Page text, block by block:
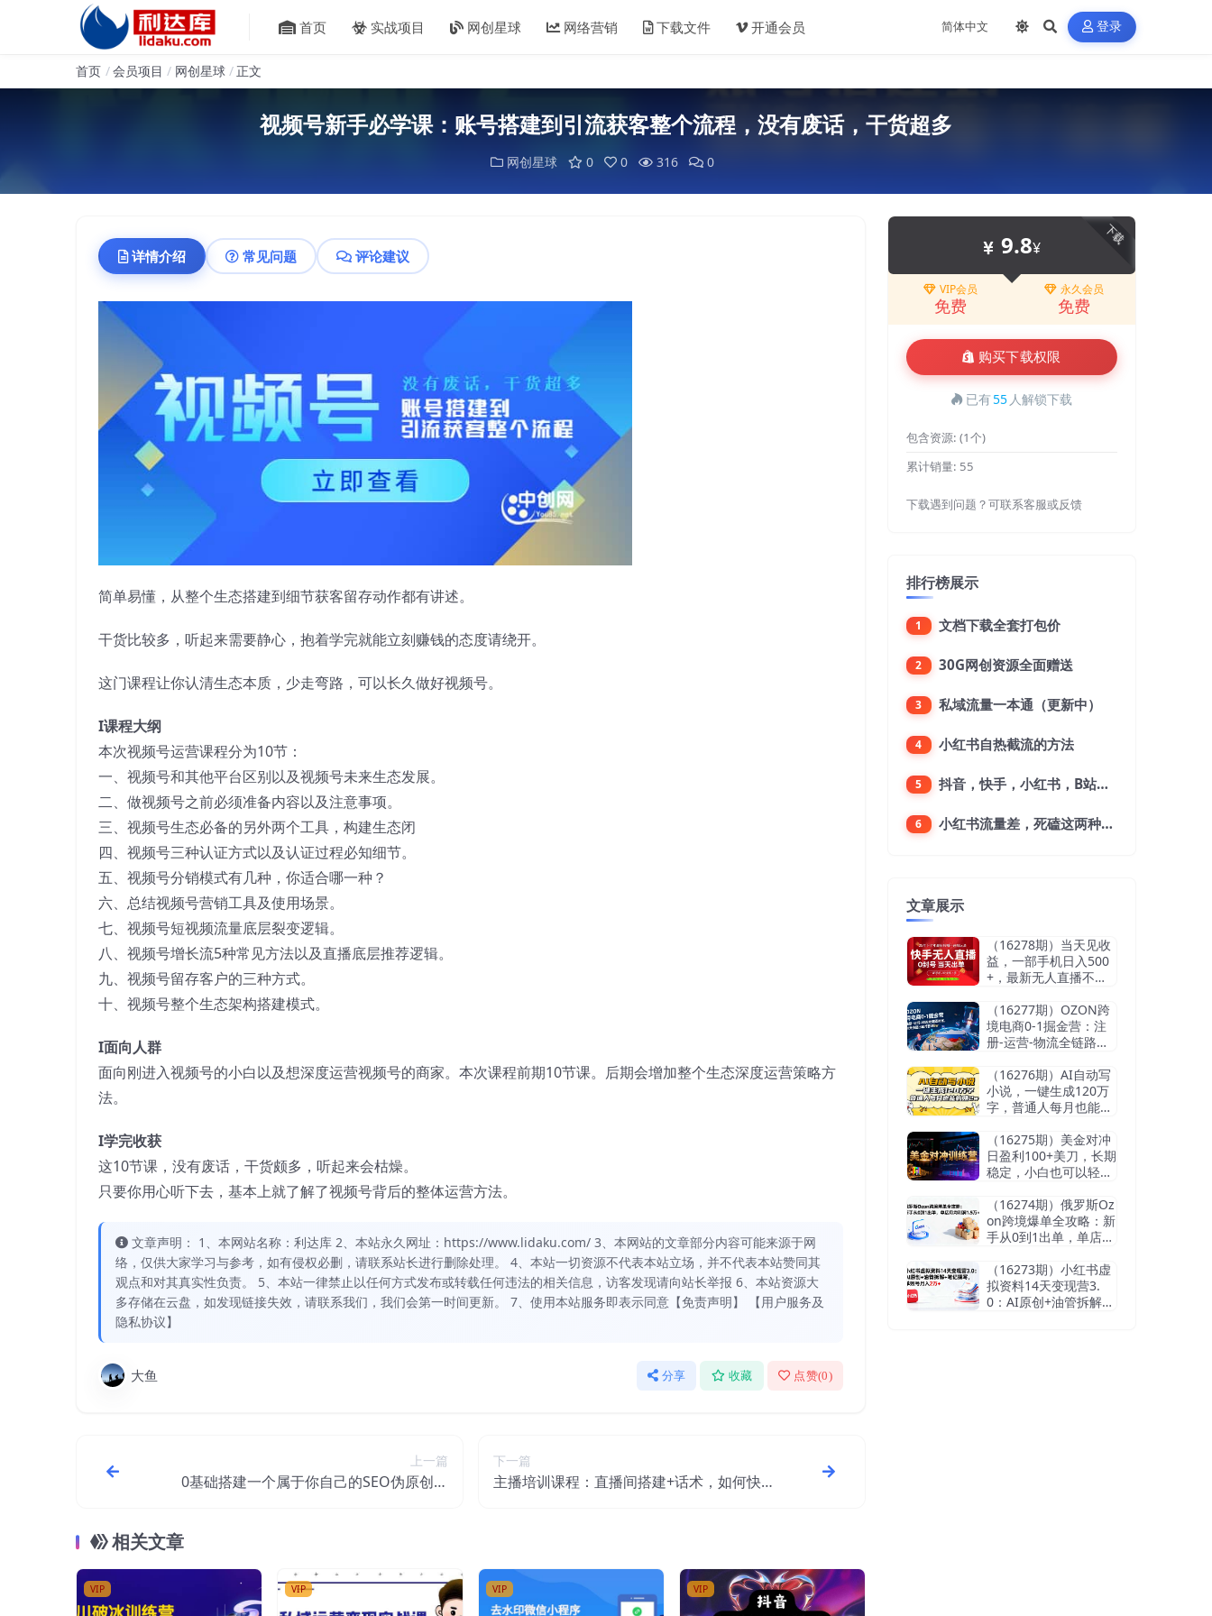
首页 实战项目 网创星球 网络营销 下载文件 开通会员 登录
首页 会员项目 网创星球 正文
视频号新手必学课：账号搭建到引流获客整个流程，没有废话，干货超多
网创星球 0 0 316 0
详情介绍 常见问题 评论建议
简单易懂，从整个生态搭建到细节获客留存动作都有讲述。
干货比较多，听起来需要静心，抱着学完就能立刻赚钱的态度请绕开。
这门课程让你认清生态本质，少走弯路，可以长久做好视频号。
I课程大纲
本次视频号运营课程分为10节：
一、视频号和其他平台区别以及视频号未来生态发展。
二、做视频号之前必须准备内容以及注意事项。
三、视频号生态必备的另外两个工具，构建生态闭
四、视频号三种认证方式以及认证过程必知细节。
五、视频号分销模式有几种，你适合哪一种？
六、总结视频号营销工具及使用场景。
七、视频号短视频流量底层裂变逻辑。
八、视频号增长流5种常见方法以及直播底层推荐逻辑。
九、视频号留存客户的三种方式。
十、视频号整个生态架构搭建模式。
I面向人群
面向刚进入视频号的小白以及想深度运营视频号的商家。本次课程前期10节课。后期会增加整个生态深度运营策略方
法。
I学完收获
这10节课，没有废话，干货颇多，听起来会枯燥。
只要你用心听下去，基本上就了解了视频号背后的整体运营方法。
文章声明： 1、本网站名称：利达库 2、本站永久网址：https://www.lidaku.com/ 3、本网站的文章部分内容可能来源于网
络，仅供大家学习与参考，如有侵权必删，请联系站长进行删除处理。 4、本站一切资源不代表本站立场，并不代表本站赞同其
观点和对其真实性负责。 5、本站一律禁止以任何方式发布或转载任何违法的相关信息，访客发现请向站长举报 6、本站资源大
多存储在云盘，如发现链接失效，请联系我们，我们会第一时间更新。 7、使用本站服务即表示同意【免责声明】 【用户服务及
隐私协议】
大鱼 分享 收藏 点赞(0)
上一篇
0基础搭建一个属于你自己的SEO伪原创工
下一篇
主播培训课程：直播间搭建+话术，如何快速
相关文章
VIP VIP VIP VIP
下载
9.8¥
VIP会员
免费
永久会员
免费
购买下载权限
已有55 人解锁下载
包含资源: (1个)
累计销量: 55
下载遇到问题？可联系客服或反馈
排行榜展示
1 文档下载全套打包价
2 30G网创资源全面赠送
3 私域流量一本通（更新中）
4 小红书自热截流的方法
5 抖音，快手，小红书，B站，微博，微信公众号，微信视频号。每一个平台，都是不一样的机会，对应不一样的赚钱思路
6 小红书流量差，死磕这两种笔记就好
文章展示
（16278期）当天见收
益，一部手机日入500
+，最新无人直播不违
（16277期）OZON跨
境电商0-1掘金营：注
册-运营-物流全链路体
收8w
（16276期）AI自动写
小说，一键生成120万
字，普通人每月也能躺
（16275期）美金对冲
日盈利100+美刀，长期
稳定，小白也可以轻松
（16274期）俄罗斯Oz
on跨境爆单全攻略：新
手从0到1出单，单店月
（16273期）小红书虚
拟资料14天变现营3.
0：AI原创+油管拆解